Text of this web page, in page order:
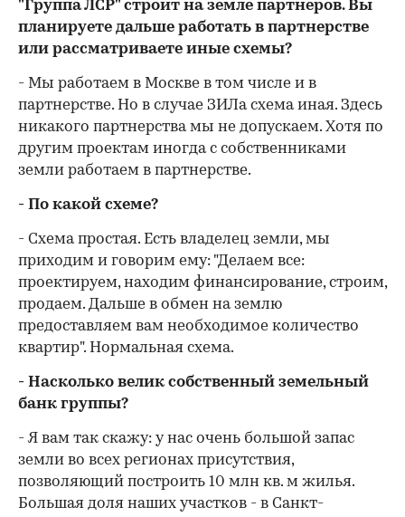
"Группа ЛСР" строит на земле партнеров. Вы
планируете дальше работать в партнерстве
или рассматриваете иные схемы?
- Мы работаем в Москве в том числе и в
партнерстве. Но в случае ЗИЛа схема иная. Здесь
никакого партнерства мы не допускаем. Хотя по
другим проектам иногда с собственниками
земли работаем в партнерстве.
- По какой схеме?
- Схема простая. Есть владелец земли, мы
приходим и говорим ему: "Делаем все:
проектируем, находим финансирование, строим,
продаем. Дальше в обмен на землю
предоставляем вам необходимое количество
квартир". Нормальная схема.
- Насколько велик собственный земельный
банк группы?
- Я вам так скажу: у нас очень большой запас
земли во всех регионах присутствия,
позволяющий построить 10 млн кв. м жилья.
Большая доля наших участков - в Санкт-